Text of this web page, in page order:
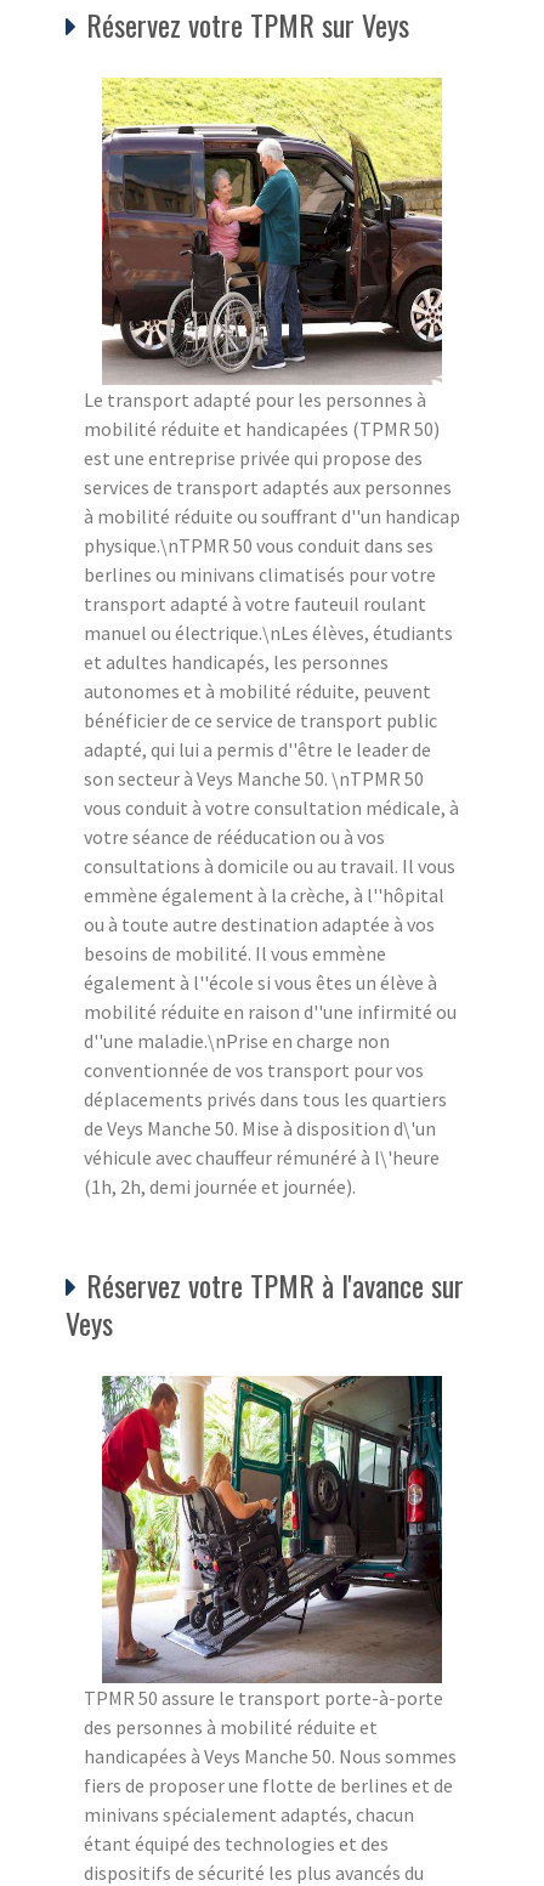
Réservez votre TPMR sur Veys
Le transport adapté pour les personnes à
mobilité réduite et handicapées (TPMR 50)
est une entreprise privée qui propose des
services de transport adaptés aux personnes
à mobilité réduite ou souffrant d''un handicap
physique.\nTPMR 50 vous conduit dans ses
berlines ou minivans climatisés pour votre
transport adapté à votre fauteuil roulant
manuel ou électrique.\nLes élèves, étudiants
et adultes handicapés, les personnes
autonomes et à mobilité réduite, peuvent
bénéficier de ce service de transport public
adapté, qui lui a permis d''être le leader de
son secteur à Veys Manche 50. \nTPMR 50
vous conduit à votre consultation médicale, à
votre séance de rééducation ou à vos
consultations à domicile ou au travail. Il vous
emmène également à la crèche, à l''hôpital
ou à toute autre destination adaptée à vos
besoins de mobilité. Il vous emmène
également à l''école si vous êtes un élève à
mobilité réduite en raison d''une infirmité ou
d''une maladie.\nPrise en charge non
conventionnée de vos transport pour vos
déplacements privés dans tous les quartiers
de Veys Manche 50. Mise à disposition d\'un
véhicule avec chauffeur rémunéré à l\'heure
(1h, 2h, demi journée et journée).
Réservez votre TPMR à l'avance sur
Veys
TPMR 50 assure le transport porte-à-porte
des personnes à mobilité réduite et
handicapées à Veys Manche 50. Nous sommes
fiers de proposer une flotte de berlines et de
minivans spécialement adaptés, chacun
étant équipé des technologies et des
dispositifs de sécurité les plus avancés du